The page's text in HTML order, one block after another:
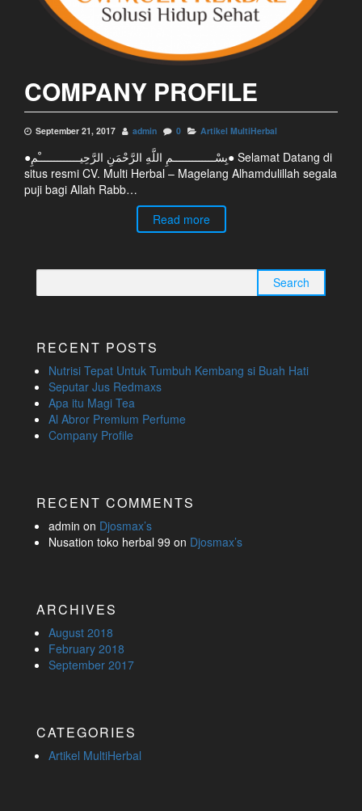
COMPANY PROFILE
September 21, 2017 admin 0 Artikel MultiHerbal
●بِسْـــــــــــــمِ اللَّهِ الرَّحْمَنِ الرَّحِيـــــــــــــْمِ● Selamat Datang di
situs resmi CV. Multi Herbal – Magelang Alhamdulillah segala
puji bagi Allah Rabb…
Read more
Search
for:
RECENT POSTS
Nutrisi Tepat Untuk Tumbuh Kembang si Buah Hati
Seputar Jus Redmaxs
Apa itu Magi Tea
Al Abror Premium Perfume
Company Profile
RECENT COMMENTS
admin on Djosmax’s
Nusation toko herbal 99 on Djosmax’s
ARCHIVES
August 2018
February 2018
September 2017
CATEGORIES
Artikel MultiHerbal